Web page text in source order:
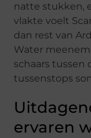
natte stukken,
vlakte voelt
dan rest van
Water
schaars tussen
tussenstops
ervaren